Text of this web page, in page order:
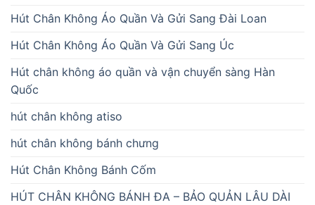
Hút Chân Không Áo Quần Và Gửi Sang Đài Loan
Hút Chân Không Áo Quần Và Gửi Sang Úc
Hút chân không áo quần và vận chuyển sàng Hàn
Quốc
hút chân không atiso
hút chân không bánh chưng
Hút Chân Không Bánh Cốm
HÚT CHÂN KHÔNG BÁNH ĐA – BẢO QUẢN LÂU DÀI